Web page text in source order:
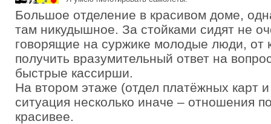
Большое отделение в красивом доме,
там никудышное. За стойками сидят не
говорящие на суржике молодые люди, от
получить вразумительный ответ на
быстрые кассирши.
На втором этаже (отдел платёжных карт
ситуация несколько иначе – отношения
красивее.